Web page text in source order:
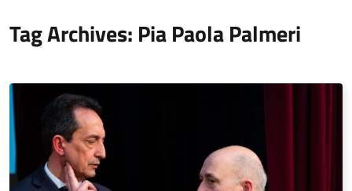
Tag Archives: Pia Paola Palmeri